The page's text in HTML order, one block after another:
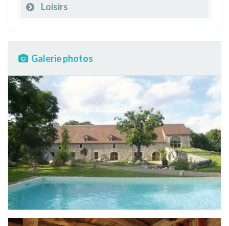
Loisirs
Galerie photos